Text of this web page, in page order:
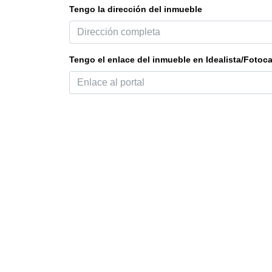
Tengo la dirección del inmueble
Tengo el enlace del inmueble en Idealista/